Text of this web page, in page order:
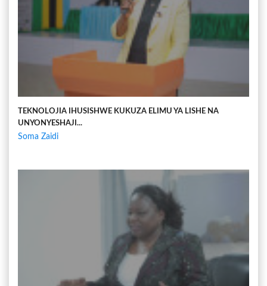
TEKNOLOJIA IHUSISHWE KUKUZA ELIMU YA LISHE NA
UNYONYESHAJI...
Soma Zaidi